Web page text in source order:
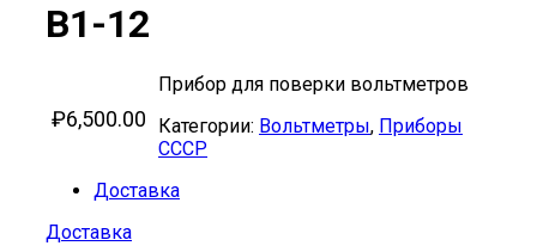
В1-12
₽6,500.00
Прибор для поверки вольтметров
Категории: Вольтметры, Приборы
СССР
Доставка
Доставка